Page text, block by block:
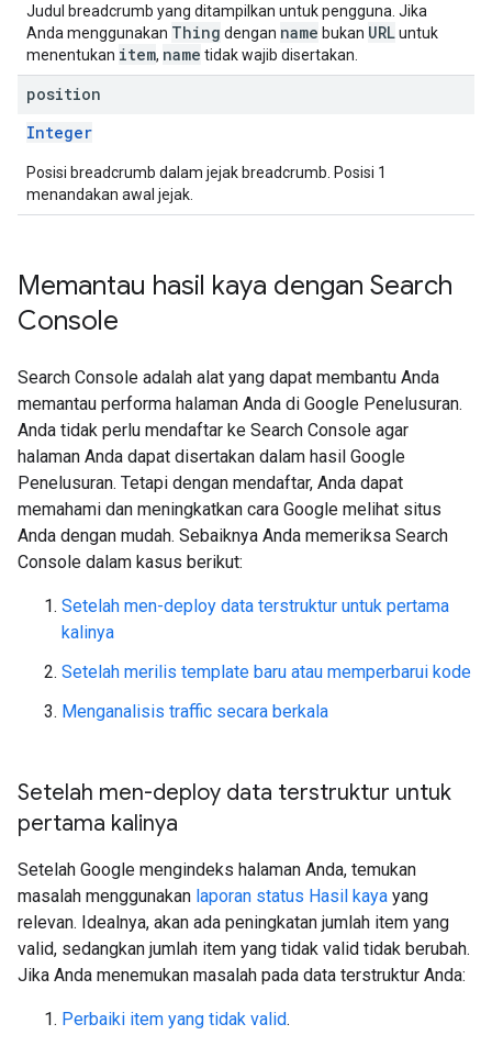
Judul breadcrumb yang ditampilkan untuk pengguna. Jika
Anda menggunakan Thing dengan name bukan URLuntuk
menentukan item, name tidak wajib disertakan.
position
Integer
Posisi breadcrumb dalam jejak breadcrumb. Posisi 1
menandakan awal jejak.
Memantau hasil kaya dengan Search
Console
Search Console adalah alat yang dapat membantu Anda
memantau performa halaman Anda di Google Penelusuran.
Anda tidak perlu mendaftar ke Search Console agar
halaman Anda dapat disertakan dalam hasil Google
Penelusuran. Tetapi dengan mendaftar, Anda dapat
memahami dan meningkatkan cara Google melihat situs
Anda dengan mudah. Sebaiknya Anda memeriksa Search
Console dalam kasus berikut:
Setelah men-deploy data terstruktur untuk pertama
kalinya
Setelah merilis template baru atau memperbarui kode
Menganalisis traffic secara berkala
Setelah men-deploy data terstruktur untuk
pertama kalinya
Setelah Google mengindeks halaman Anda, temukan
masalah menggunakan laporan status Hasil kaya yang
relevan. Idealnya, akan ada peningkatan jumlah item yang
valid, sedangkan jumlah item yang tidak valid tidak berubah.
Jika Anda menemukan masalah pada data terstruktur Anda:
Perbaiki item yang tidak valid.